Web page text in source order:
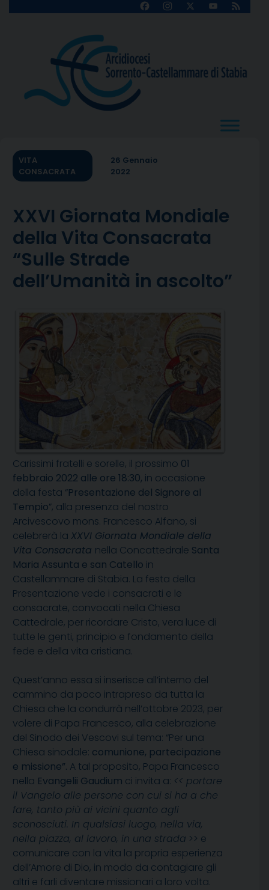
FacebookInstagram
X
YouTube
Feed
VITA
CONSACRATA
26 Gennaio
2022
XXVI Giornata Mondiale
della Vita Consacrata
“Sulle Strade
dell’Umanità in ascolto”
Carissimi fratelli e sorelle, il prossimo 01
febbraio 2022 alle ore 18:30, in occasione
della festa “Presentazione del Signore al
Tempio”, alla presenza del nostro
Arcivescovo mons. Francesco Alfano, si
celebrerà la XXVI Giornata Mondiale della
Vita Consacrata nella Concattedrale Santa
Maria Assunta e san Catello in
Castellammare di Stabia. La festa della
Presentazione vede i consacrati e le
consacrate, convocati nella Chiesa
Cattedrale, per ricordare Cristo, vera luce di
tutte le genti, principio e fondamento della
fede e della vita cristiana.
Quest’anno essa si inserisce all’interno del
cammino da poco intrapreso da tutta la
Chiesa che la condurrà nell’ottobre 2023, per
volere di Papa Francesco, alla celebrazione
del Sinodo dei Vescovi sul tema: “Per una
Chiesa sinodale: comunione, partecipazione
e missione”. A tal proposito, Papa Francesco
nella Evangelii Gaudium ci invita a: << portare
il Vangelo alle persone con cui si ha a che
fare, tanto più ai vicini quanto agli
sconosciuti. In qualsiasi luogo, nella via,
nella piazza, al lavoro, in una strada >> e
comunicare con la vita la propria esperienza
dell’Amore di Dio, in modo da contagiare gli
altri e farli diventare missionari a loro volta.